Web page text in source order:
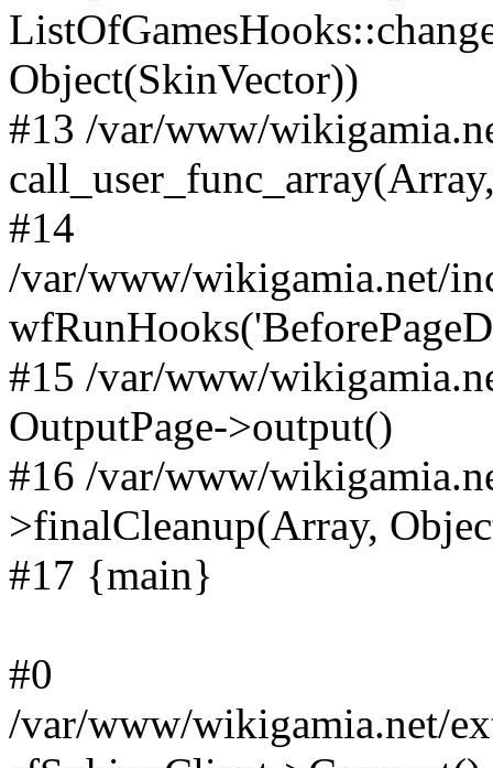
Object(SkinVector))
#13 /var/www/
#14
/var/www/wikigamia.net/
#15 /var/www/
OutputPage->output()
#16 /var/www/
>finalCleanup(Array,
#17 {main}
#0
/var/www/wikigamia.net/